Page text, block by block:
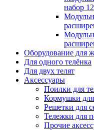
набор
Оборудование для
Для одного телёнка
Для двух телят
Аксессуары
Поилки для
Кормушки для
Решетки для
Тележки для
Прочие